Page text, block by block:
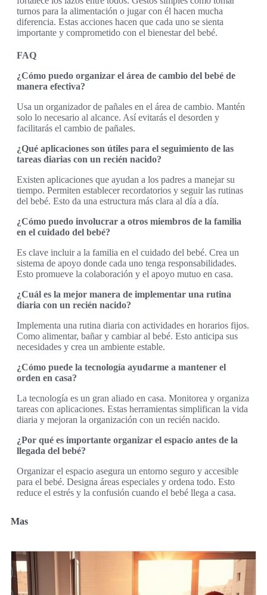
turnos para la alimentación o jugar con él hacen mucha
diferencia. Estas acciones hacen que cada uno se sienta
importante y comprometido con el bienestar del bebé.
FAQ
¿Cómo puedo organizar el área de cambio del bebé de
manera efectiva?
Usa un organizador de pañales en el área de cambio. Mantén
solo lo necesario al alcance. Así evitarás el desorden y
facilitarás el cambio de pañales.
¿Qué aplicaciones son útiles para el seguimiento de las
tareas diarias con un recién nacido?
Existen aplicaciones que ayudan a los padres a manejar su
tiempo. Permiten establecer recordatorios y seguir las rutinas
del bebé. Esto da una estructura más clara al día a día.
¿Cómo puedo involucrar a otros miembros de la familia
en el cuidado del bebé?
Es clave incluir a la familia en el cuidado del bebé. Crea un
sistema de apoyo donde cada uno tenga responsabilidades.
Esto promueve la colaboración y el apoyo mutuo en casa.
¿Cuál es la mejor manera de implementar una rutina
diaria con un recién nacido?
Implementa una rutina diaria con actividades en horarios fijos.
Como alimentar, bañar y cambiar al bebé. Esto anticipa sus
necesidades y crea un ambiente estable.
¿Cómo puede la tecnología ayudarme a mantener el
orden en casa?
La tecnología es un gran aliado en casa. Monitorea y organiza
tareas con aplicaciones. Estas herramientas simplifican la vida
diaria y mejoran la organización con un recién nacido.
¿Por qué es importante organizar el espacio antes de la
llegada del bebé?
Organizar el espacio asegura un entorno seguro y accesible
para el bebé. Designa áreas especiales y ordena todo. Esto
reduce el estrés y la confusión cuando el bebé llega a casa.
Mas